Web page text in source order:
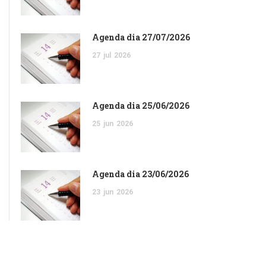
Agenda dia 27/07/2026
27 jul 2026
Agenda dia 25/06/2026
25 jun 2026
Agenda dia 23/06/2026
23 jun 2026